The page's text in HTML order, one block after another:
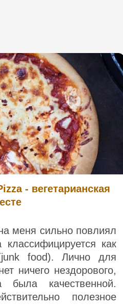
- вегетарианская
меня сильно повлиял
как
food). Лично для
ничего нездорового,
качественной.
полезное